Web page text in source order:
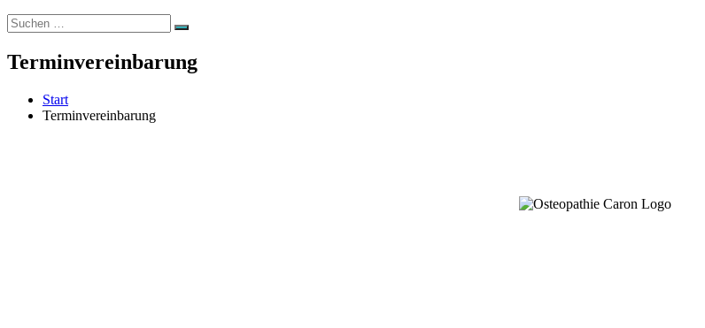
Suchen
nach:
Suchen
Terminvereinbarung
Start
Terminvereinbarung